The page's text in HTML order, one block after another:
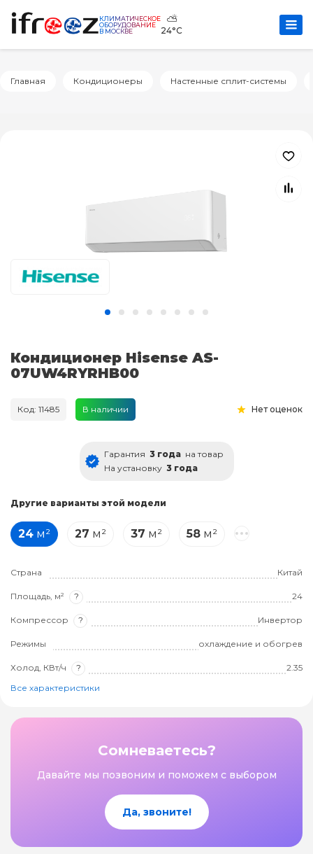
КЛИМАТИЧЕСКОЕ
ОБОРУДОВАНИЕ
В МОСКВЕ
⛅
24°C
Главная Кондиционеры Настенные сплит-системы
Кондиционер Hisense AS-
07UW4RYRHB00
Код: 11485 В наличии Нет оценок
Гарантия 3 года на товар
На установку 3 года
Другие варианты этой модели
24 м² 27 м² 37 м² 58 м²
Страна Китай
Площадь, м² ? 24
Компрессор ? Инвертор
Режимы охлаждение и обогрев
Холод, КВт/ч ?
2.35
Все характеристики
Сомневаетесь?
Давайте мы позвоним и поможем с выбором
Да, звоните!